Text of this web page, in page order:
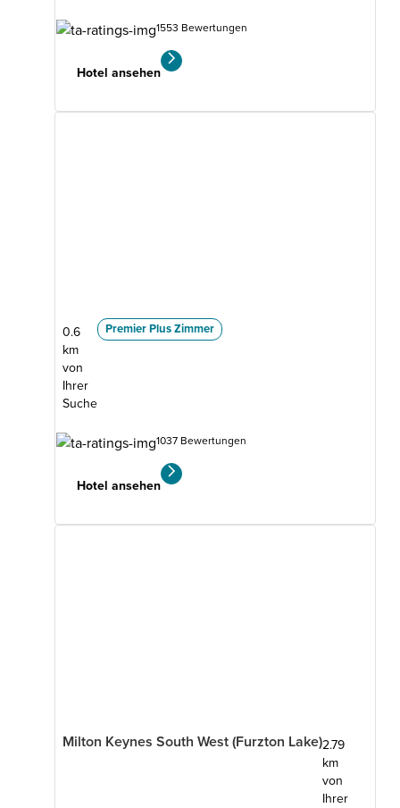
1553 Bewertungen
Hotel ansehen
0.6
km
von
Ihrer
Suche
Premier Plus Zimmer
1037 Bewertungen
Hotel ansehen
Milton Keynes South West (Furzton Lake)2.79
km
von
Ihrer